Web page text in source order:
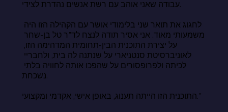
עבודה שאני אוהב עם רשת אנשים נהדרת לצידי.
משמעותי מאוד. אני אסיר תודה לנצח לד"ר טל בן-שחר
נשכחת.
התוכנית הזו הייתה תענוג, באופן אישי, אקדמי ומקצועי."